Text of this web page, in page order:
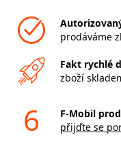
prodáváme
Fakt rychlé
zboží
6
F-Mobil
přijďte se